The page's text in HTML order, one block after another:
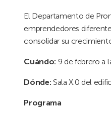
El Departamento de
emprendedores
consolidar su
Cuándo: 9 de febrero a
Dónde: Sala X.0 del
Programa